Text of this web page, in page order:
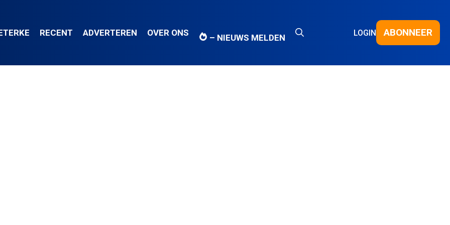
RECENT ADVERTEREN OVER ONS – NIEUWS MELDEN LOGIN ABONNEER